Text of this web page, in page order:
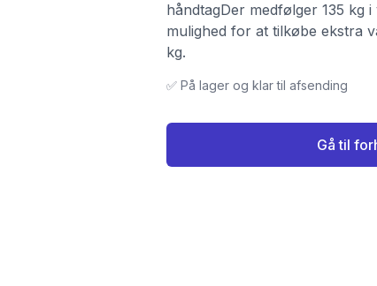
håndtagDer medfølger 135 kg
mulighed for at tilkøbe ekstra
kg.
✅ På lager og klar til afsending
Gå til